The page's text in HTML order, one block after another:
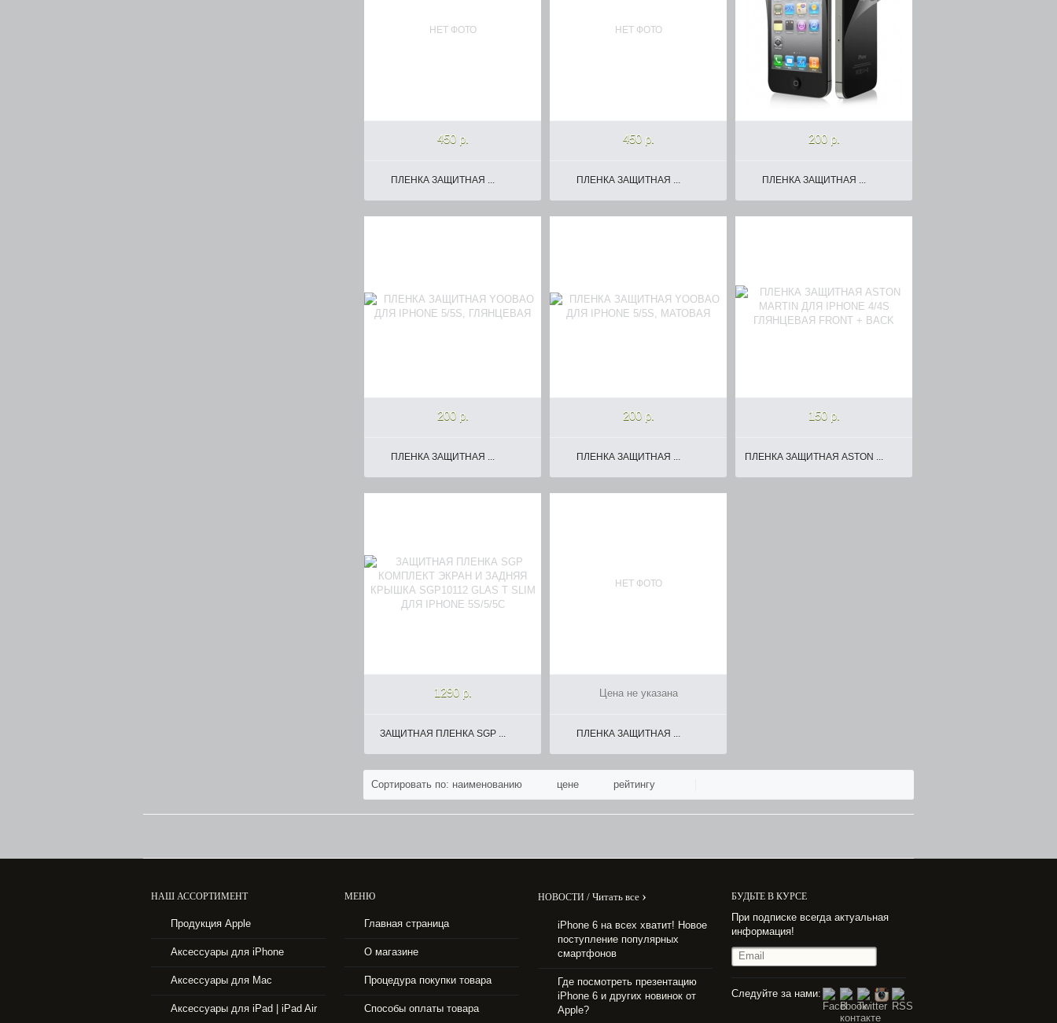
НЕТ ФОТО
450 р.
ПЛЕНКА ЗАЩИТНАЯ ...
НЕТ ФОТО
450 р.
ПЛЕНКА ЗАЩИТНАЯ ...
200 р.
ПЛЕНКА ЗАЩИТНАЯ ...
200 р.
ПЛЕНКА ЗАЩИТНАЯ ...
200 р.
ПЛЕНКА ЗАЩИТНАЯ ...
150 р.
ПЛЕНКА ЗАЩИТНАЯ ASTON ...
1290 р.
ЗАЩИТНАЯ ПЛЕНКА SGP ...
НЕТ ФОТО
Цена не указана
ПЛЕНКА ЗАЩИТНАЯ ...
Сортировать по: наименованию цене рейтингу
APPLE IPAD AIR 16GB WIFI + ...
НАШ АССОРТИМЕНТ
Продукция Apple
Аксессуары для iPhone
Аксессуары для Mac
Аксессуары для iPad | iPad Air
МЕНЮ
Главная страница
О магазине
Процедура покупки товара
Способы оплаты товара
НОВОСТИ / Читать все ›
iPhone 6 на всех хватит! Новое
поступление популярных
смартфонов
Где посмотреть презентацию
iPhone 6 и других новинок от
Apple?
БУДЬТЕ В КУРСЕ
При подписке всегда актуальная
информация!
Следуйте за нами: